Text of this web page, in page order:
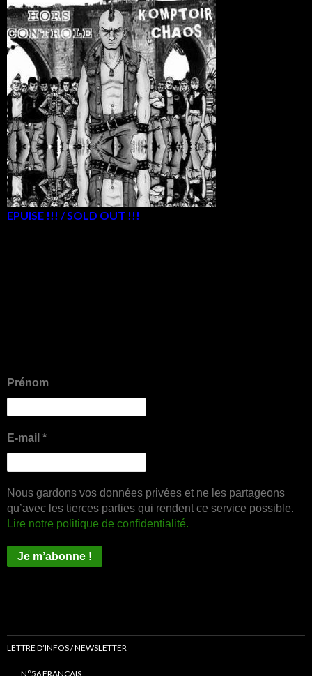
EPUISE !!! / SOLD OUT !!!
Prénom
E-mail *
Nous gardons vos données privées et ne les partageons
qu’avec les tierces parties qui rendent ce service possible.
Lire notre politique de confidentialité.
LETTRE D’INFOS / NEWSLETTER
N°56 FRANÇAIS